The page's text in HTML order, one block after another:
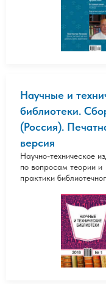
Научные и
библиотеки.
(Россия).
версия
Научно-техническое
по вопросам теории и
практики